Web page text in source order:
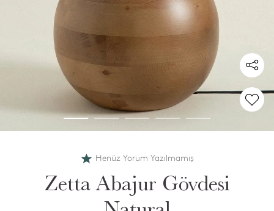
Henüz Yorum Yazılmamış
Zetta Abajur Gövdesi